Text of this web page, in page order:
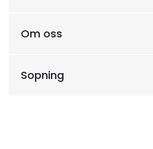
Om oss
Sopning